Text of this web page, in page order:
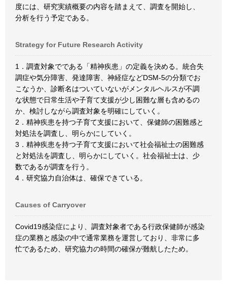
度には、研究実績概要の内容を踏まえて、調査を開始し、
分析を行う予定である。
Strategy for Future Research Activity
1．調査対象でである「精神疾患」の定義を決める。統合失
調症や気分障害、発達障害、神経症などDSM-5の分類でお
こなうか、診断名はついていないがメンタルヘルスが不調
な状態で日常生活や子育て支援が少し困難な層も含めるの
か、検討しながら調査対象を明確にしていく。
2．精神疾患を持つ子育て支援において、保健師の困難感と
対処法を調査し、明らかにしていく。
3．精神疾患を持つ子育て支援において社会福祉士の困難感
と対処法を調査し、明らかにしていく。社会福祉士は、少
数であるが調査を行う。
4．研究協力自治体は、確保できている。
Causes of Carryover
Covid19感染症により、調査対象者である行政保健師が感染
症の業務と感染の中で通常業務を運営しており、非常に多
忙であるため、研究協力の時間の確保が難航したため。